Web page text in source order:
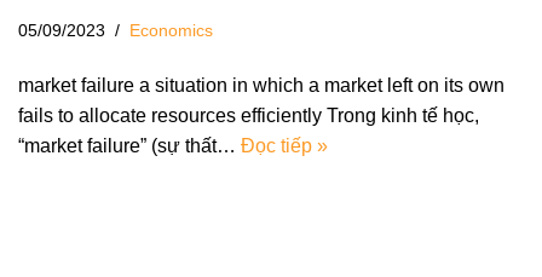
05/09/2023 Economics
market failure a situation in which a market left on its own
fails to allocate resources efficiently Trong kinh tế học,
“market failure” (sự thất… Đọc tiếp »